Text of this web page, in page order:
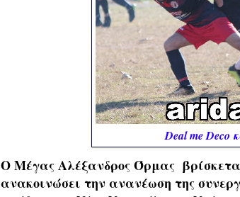
Deal me Deco
Ο Μέγας Αλέξανδρος Όρμας
ανακοινώσει την ανανέωση της